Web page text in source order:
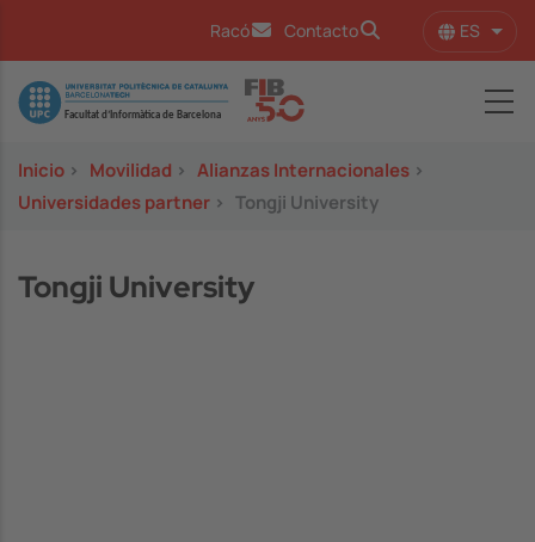
Racó Contacto ES
Image
Inicio > Movilidad > Alianzas Internacionales >
Universidades partner > Tongji University
Tongji University